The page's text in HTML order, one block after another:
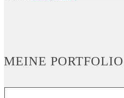
MEINE